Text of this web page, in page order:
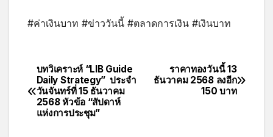
#ค่าเงินบาท #ข่าววันนี้ #ตลาดการเงิน #เงินบาท
ราคาทองวันนี้ 13
ธันวาคม 2568 ลงอีก
150 บาท
บทวิเคราะห์ “LIB Guide
Daily Strategy” ประจำ
วันจันทร์ที่ 15 ธันวาคม
2568 หัวข้อ “สัปดาห์
แห่งการประชุม”